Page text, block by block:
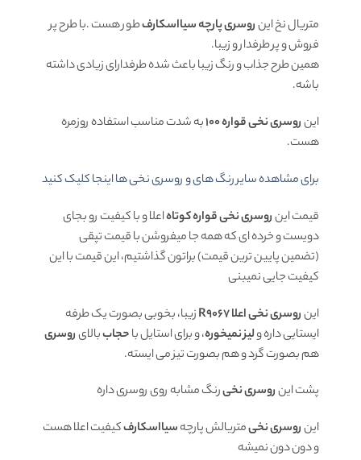
متریال نخ اینروسریپارچه سیااسکارفطور هست .با طرح پر
فروش و پر طرفدار و زیبا.
همین طرح جذاب و رنگ زیبا باعث شده طرفدارای زیادی داشته
باشه.
اینروسری نخیقواره 100
به شدت مناسب استفاده روزمره
هست.
برای مشاهده سایر رنگ های و روسری نخی ها اینجا کلیک کنید
قیمت اینروسری نخی قواره کوتاهاعلا و با کیفیت رو بجای
دویست و خرده ای که همه جا میفروشن با قیمت تپقی
(تضمین پایین ترین قیمت) براتون گذاشتیم، این قیمت با این
کیفیت جایی نمیبنی
اینروسری نخی اعلا R9067
زیبا، بخوبی بصورت یک طرفه
ایستایی داره ولیز نمیخوره، و برای استایل باحجاببالایروسری
هم بصورت گرد و هم بصورت تیز می ایسته.
پشت اینروسری نخیرنگ مشابه روی روسری داره
اینروسری نخیمتریالش پارچهسیااسکارفکیفیت اعلا هست
و دون دون نمیشه